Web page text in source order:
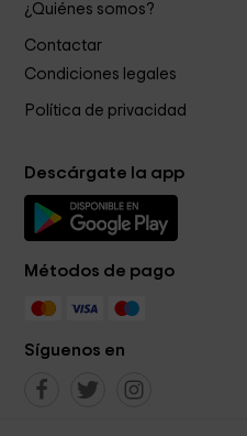
¿Quiénes somos?
Contactar
Condiciones legales
Política de privacidad
Descárgate la app
Métodos de pago
Síguenos en